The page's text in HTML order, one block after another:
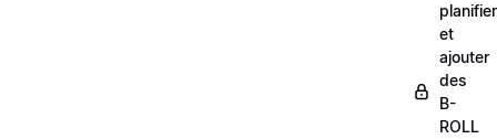
planifier
et
ajouter
des
B-
ROLL